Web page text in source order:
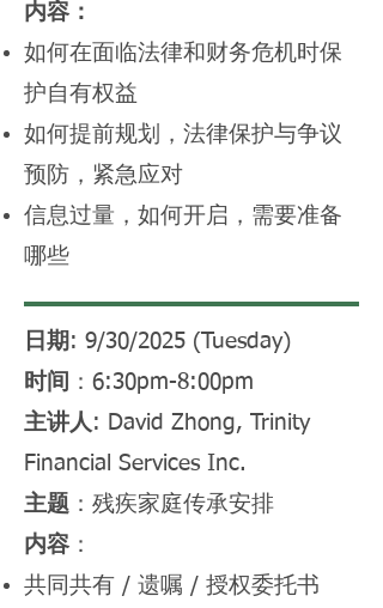
内容：
如何在面临法律和财务危机时保
护自有权益
如何提前规划，法律保护与争议
预防，紧急应对
信息过量，如何开启，需要准备
哪些
日期 : 9/30/2025 (Tuesday)
时间
：6:30pm-8:00pm
主讲人: David Zhong, Trinity
Financial Services Inc.
主题 ：残疾家庭传承安排
内容 ：
共同共有 / 遗嘱 / 授权委托书